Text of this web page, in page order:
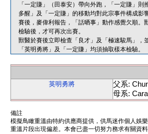
「一定賺」（田泰安）帶向外跑，「一定賺」
多醒」及「一定賺」的移動均對此宗事件構成
賽後，麥偉利報告，「話晒事」動作感覺欠順
檢驗後，才可再次出賽。
獸醫於賽後立即檢查「良才」及「極速駿馬」，
「英明勇將」及「一定賺」均須抽取樣本檢驗。
英明勇將
父系:
母系:
備註
模擬鳥瞰重溫由特約供應商提供，供馬迷作個人娛
重溫片段出現偏差。本會已盡一切努力務求有關資